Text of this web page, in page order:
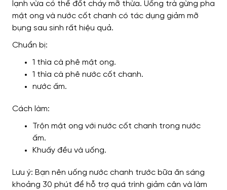
lạnh vừa có thể đốt cháy mỡ thừa. Uống trà gừng pha
mật ong và nước cốt chanh có tác dụng giảm mỡ
bụng sau sinh rất hiệu quả.
Chuẩn bị:
1 thìa cà phê mật ong.
1 thìa cà phê nước cốt chanh.
nước ấm.
Cách làm:
Trộn mật ong với nước cốt chanh trong nước
ấm.
Khuấy đều và uống.
Lưu ý: Bạn nên uống nước chanh trước bữa ăn sáng
khoảng 30 phút để hỗ trợ quá trình giảm cân và làm